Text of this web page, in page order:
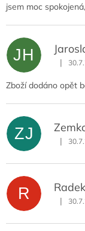
jsem moc
JH |
Zboží dodáno opět
ZJ |
R |